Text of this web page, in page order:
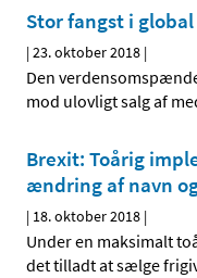
Stor fangst i
|23. oktober 2018 |
Den
mod ulovligt salg af
Brexit: Toårig
ændring af navn
| 18. oktober 2018 |
Under en maksimalt
det tilladt at sælge